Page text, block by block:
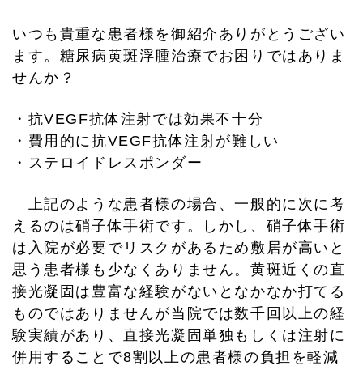
いつも貴重な患者様を御紹介ありがとうござい
ます。糖尿病黄斑浮腫治療でお困りではありま
せんか？
・抗VEGF抗体注射では効果不十分
・費用的に抗VEGF抗体注射が難しい
・ステロイドレスポンダー
上記のような患者様の場合、一般的に次に考
えるのは硝子体手術です。しかし、硝子体手術
は入院が必要でリスクがあるため敷居が高いと
思う患者様も少なくありません。黄斑近くの直
接光凝固は豊富な経験がないとなかなか打てる
ものではありませんが当院では数千回以上の経
験実績があり、直接光凝固単独もしくは注射に
併用することで8割以上の患者様の負担を軽減